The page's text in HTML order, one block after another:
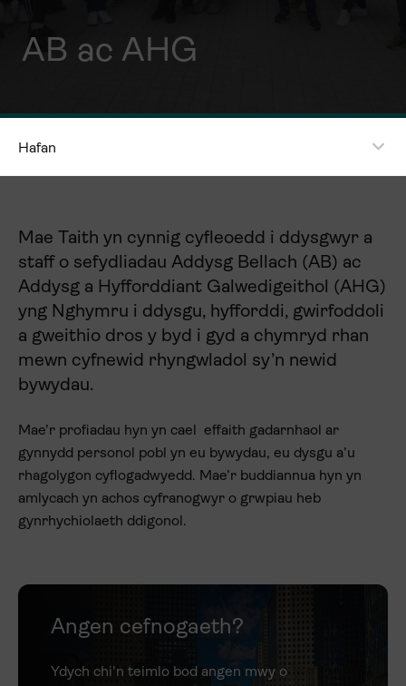
AB ac AHG
Hafan
Mae Taith yn cynnig cyfleoedd i ddysgwyr a
staff o sefydliadau Addysg Bellach (AB) ac
Addysg a Hyfforddiant Galwedigeithol (AHG)
yng Nghymru i ddysgu, hyfforddi, gwirfoddoli
a gweithio dros y byd i gyd a chymryd rhan
mewn cyfnewid rhyngwladol sy’n newid
bywydau.
Mae’r profiadau hyn yn cael effaith gadarnhaol ar
gynnydd personol pobl yn eu bywydau, eu dysgu a’u
rhagolygon cyflogadwyedd. Mae’r buddiannua hyn yn
amlycach yn achos cyfranogwyr o grwpiau heb
gynrhychiolaeth ddigonol.
Angen cefnogaeth?
Ydych chi'n teimlo bod angen mwy o